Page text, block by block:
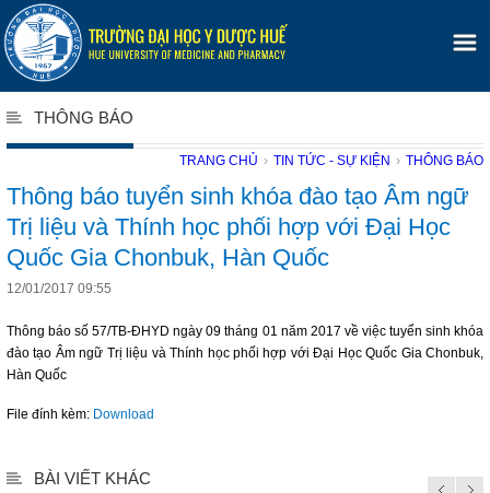
THÔNG BÁO
TRANG CHỦ › TIN TỨC - SỰ KIỆN › THÔNG BÁO
Thông báo tuyển sinh khóa đào tạo Âm ngữ
Trị liệu và Thính học phối hợp với Đại Học
Quốc Gia Chonbuk, Hàn Quốc
12/01/2017 09:55
Thông báo số 57/TB-ĐHYD ngày 09 tháng 01 năm 2017 về việc tuyển sinh khóa
đào tạo Âm ngữ Trị liệu và Thính học phối hợp với Đại Học Quốc Gia Chonbuk,
Hàn Quốc
File đính kèm: Download
BÀI VIẾT KHÁC